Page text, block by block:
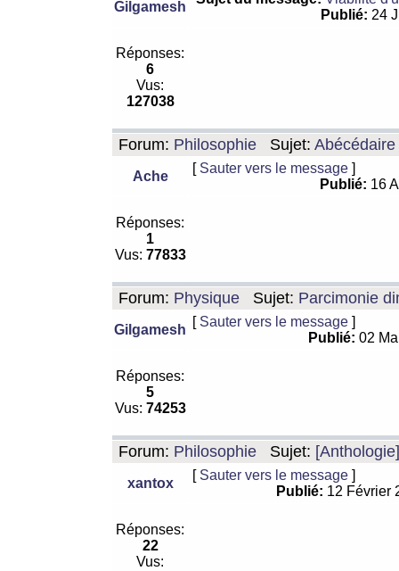
Gilgamesh
Publié: 24
Réponses:
6
Vus:
127038
Forum: Philosophie Sujet: Abécédaire
Ache
[ Sauter vers le message ]
Publié: 16
Réponses:
1
Vus: 77833
Forum: Physique Sujet: Parcimonie
Gilgamesh
[ Sauter vers le message ]
Publié: 02
Réponses:
5
Vus: 74253
Forum: Philosophie Sujet:
xantox
[ Sauter vers le message ]
Publié: 12 Février
Réponses:
22
Vus: